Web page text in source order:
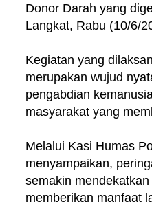
Donor Darah yang
Langkat, Rabu (10/6/
Kegiatan yang
merupakan wujud
pengabdian
masyarakat yang
Melalui Kasi Humas
menyampaikan,
semakin
memberikan manfaat